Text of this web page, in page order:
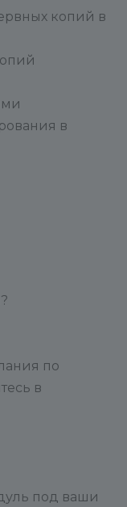
копий в
в
по
в
под ваши